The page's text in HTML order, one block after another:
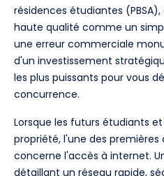
résidences étudiantes
haute qualité comme un
une erreur commerciale
d'un investissement
les plus puissants pour vous
concurrence.
Lorsque les futurs étudiants
propriété, l'une des
concerne l'accès à internet.
détaillant un réseau rapide,